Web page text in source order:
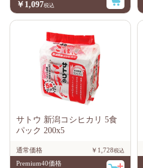
￥1,097
サトウ 新潟コシヒカリ 5食
パック 200x5
通常価格
￥1,728
Premium40価格